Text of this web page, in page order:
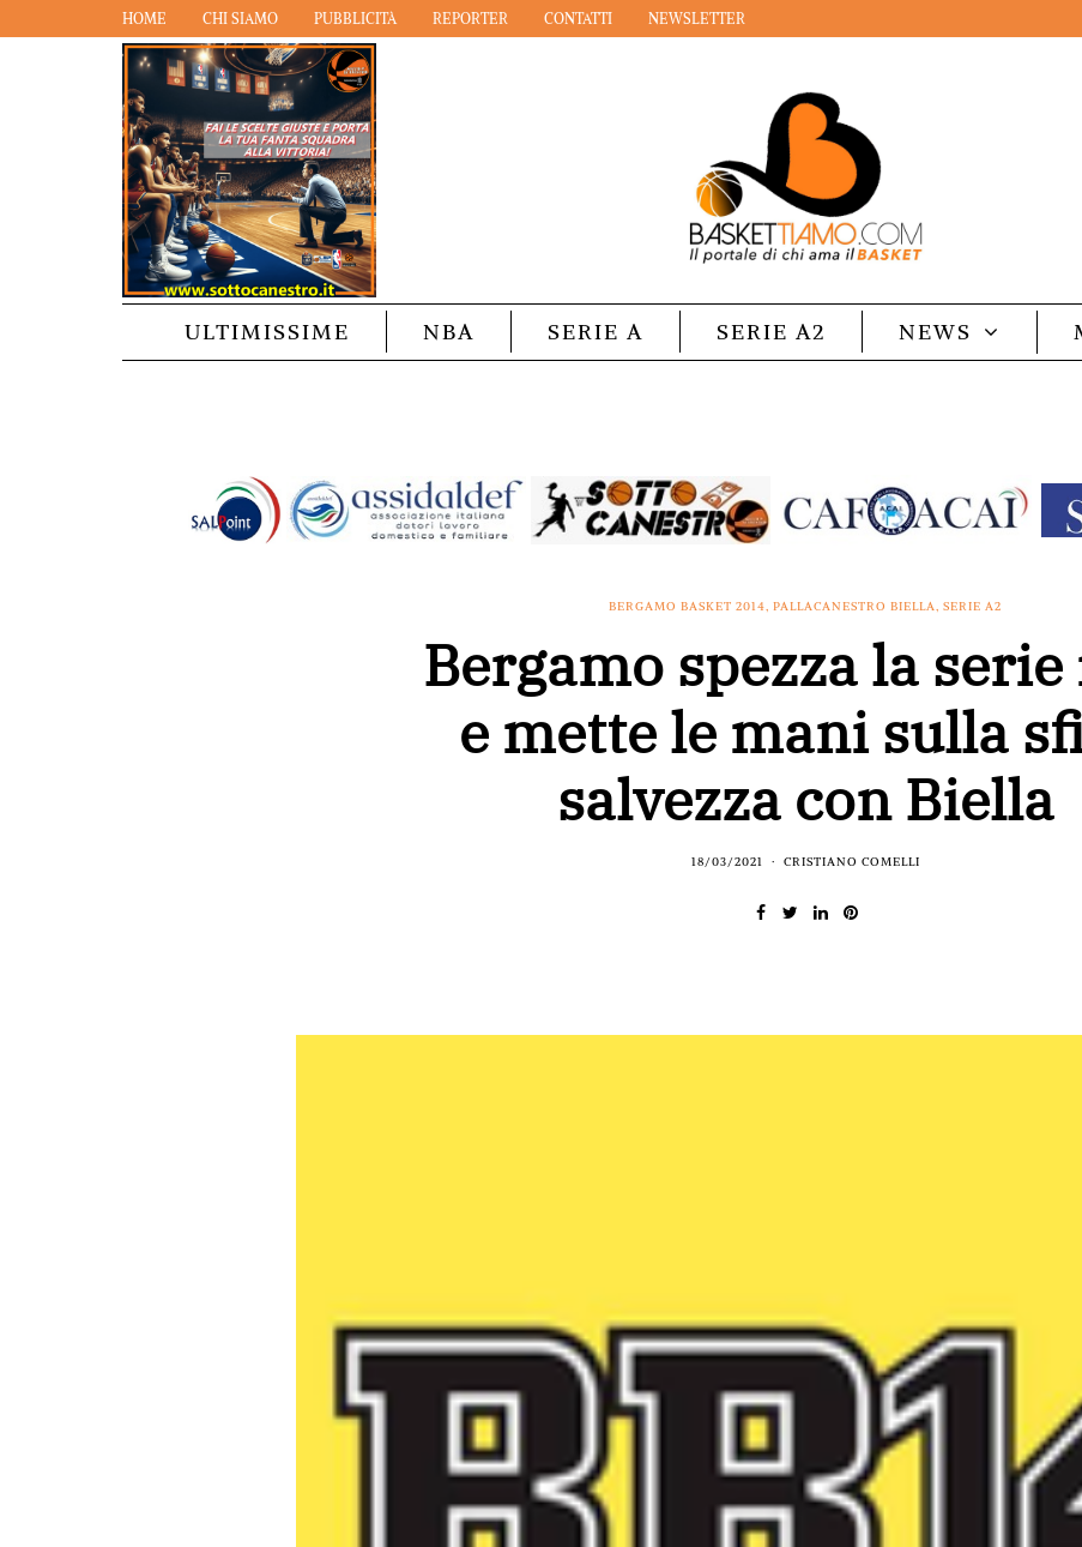
HOME CHI SIAMO PUBBLICITÀ REPORTER CONTATTI NEWSLETTER
ULTIMISSIME NBA SERIE A SERIE A2 NEWS
BERGAMO BASKET 2014, PALLACANESTRO BIELLA, SERIE A2
Bergamo spezza la
e mette le mani sulla
salvezza con Biella
18/03/2021 CRISTIANO COMELLI